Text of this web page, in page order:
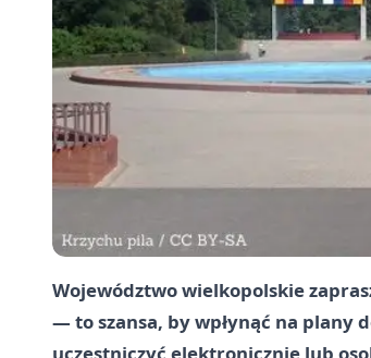
Województwo wielkopolskie
— to szansa, by wpłynąć na plany